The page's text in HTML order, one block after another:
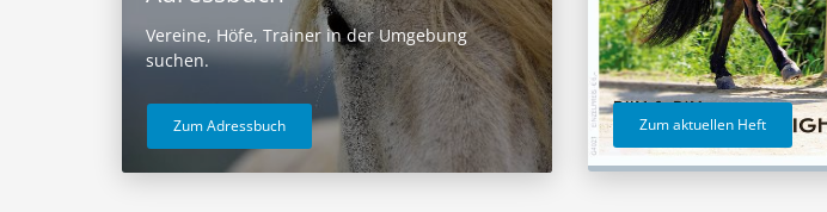
Vereine, Höfe, Trainer in der Umgebung
suchen.
Zum Adressbuch Zum aktuellen Heft